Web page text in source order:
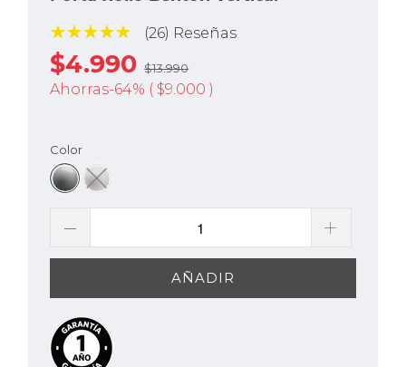
(26) Reseñas
$4.990$13.990
Ahorras-64% ( $9.000)
Color
AÑADIR